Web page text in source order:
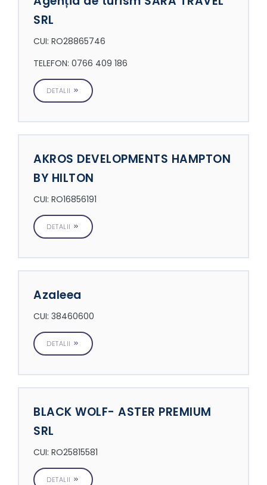
SRL
CUI: RO28865746
TELEFON: 0766 409 186
DETALII
AKROS DEVELOPMENTS HAMPTON
BY HILTON
CUI: RO16856191
DETALII
Azaleea
CUI: 38460600
DETALII
BLACK WOLF- ASTER PREMIUM
SRL
CUI: RO25815581
DETALII